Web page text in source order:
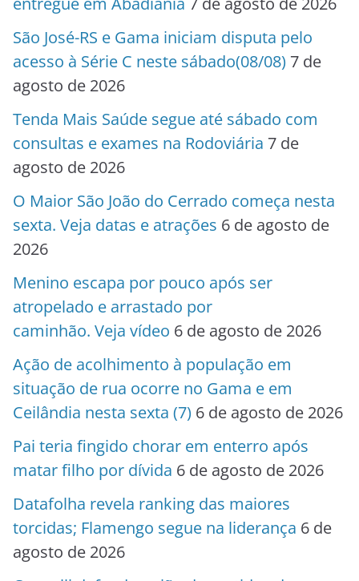
São José-RS e Gama iniciam disputa pelo
acesso à Série C neste sábado(08/08) 7 de
agosto de 2026
Tenda Mais Saúde segue até sábado com
consultas e exames na Rodoviária 7 de
agosto de 2026
O Maior São João do Cerrado começa nesta
sexta. Veja datas e atrações 6 de agosto de
2026
Menino escapa por pouco após ser
atropelado e arrastado por
caminhão. Veja vídeo 6 de agosto de 2026
Ação de acolhimento à população em
situação de rua ocorre no Gama e em
Ceilândia nesta sexta (7) 6 de agosto de 2026
Pai teria fingido chorar em enterro após
matar filho por dívida 6 de agosto de 2026
Datafolha revela ranking das maiores
torcidas; Flamengo segue na liderança 6 de
agosto de 2026